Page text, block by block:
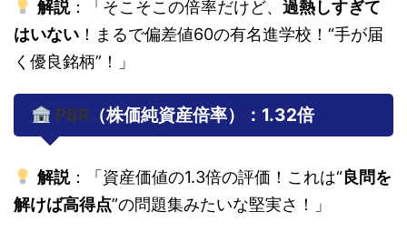
解説：「そこそこの倍率だけど、 過熱しすぎて
はいない ！まるで偏差値60の有名進学校！“手が届
く優良銘柄”！」
PBR（株価純資産倍率）：1.32倍
解説：「資産価値の1.3倍の評価！これは“良問を
解けば高得点”の問題集みたいな堅実さ！」